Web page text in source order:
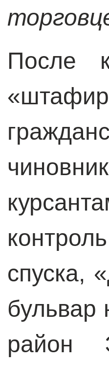
После
спуска,
бульвар
район